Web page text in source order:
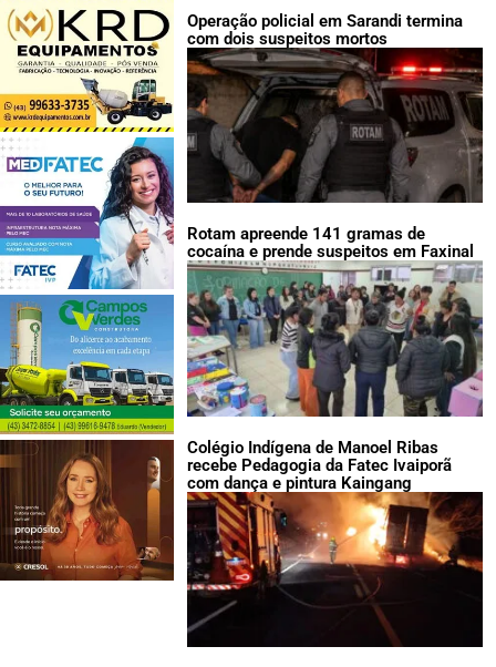
Operação policial em Sarandi termina
com dois suspeitos mortos
Rotam apreende 141 gramas de
cocaína e prende suspeitos em Faxinal
Colégio Indígena de Manoel Ribas
recebe Pedagogia da Fatec Ivaiporã
com dança e pintura Kaingang